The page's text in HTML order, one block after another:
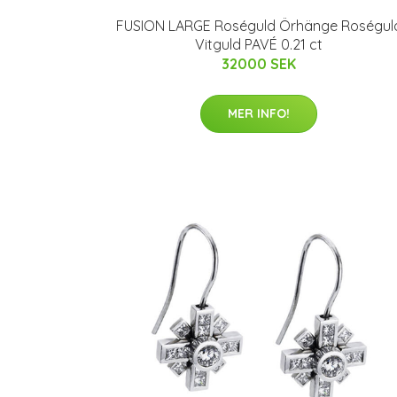
FUSION LARGE Roséguld Örhänge
Vitguld PAVÉ 0.21 ct
32000 SEK
MER INFO!